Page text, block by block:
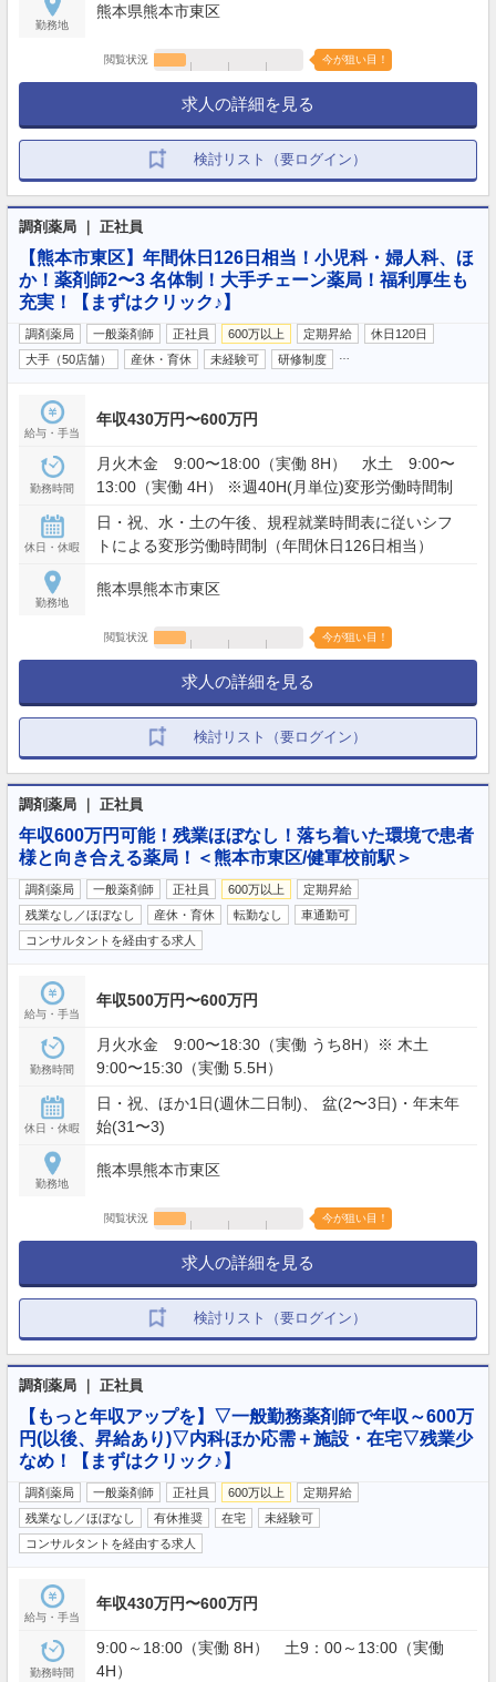
勤務地
熊本県熊本市東区
閲覧状況 今が狙い目！
求人の詳細を見る
検討リスト（要ログイン）
調剤薬局 ｜ 正社員
【熊本市東区】年間休日126日相当！小児科・婦人科、ほ
か！薬剤師2〜3 名体制！大手チェーン薬局！福利厚生も
充実！【まずはクリック♪】
調剤薬局 一般薬剤師 正社員 600万以上 定期昇給
休日120日
大手（50店舗）
産休・育休 未経験可 研修制度
給与・手当
年収430万円〜600万円
勤務時間
月火木金 9:00〜18:00（実働 8H） 水土 9:00〜
13:00（実働 4H） ※週40H(月単位)変形労働時間制
休日・休暇
日・祝、水・土の午後、規程就業時間表に従いシフ
トによる変形労働時間制（年間休日126日相当）
勤務地
熊本県熊本市東区
閲覧状況 今が狙い目！
求人の詳細を見る
検討リスト（要ログイン）
調剤薬局 ｜ 正社員
年収600万円可能！残業ほぼなし！落ち着いた環境で患者
様と向き合える薬局！＜熊本市東区/健軍校前駅＞
調剤薬局 一般薬剤師 正社員 600万以上
定期昇給
残業なし／ほぼなし
産休・育休 転勤なし
車通勤可
コンサルタントを経由する求人
給与・手当
年収500万円〜600万円
勤務時間
月火水金 9:00〜18:30（実働 うち8H）※ 木土
9:00〜15:30（実働 5.5H）
休日・休暇
日・祝、ほか1日(週休二日制)、 盆(2〜3日)・年末年
始(31〜3)
勤務地
熊本県熊本市東区
閲覧状況 今が狙い目！
求人の詳細を見る
検討リスト（要ログイン）
調剤薬局 ｜ 正社員
【もっと年収アップを】▽一般勤務薬剤師で年収～600万
円(以後、昇給あり)▽内科ほか応需＋施設・在宅▽残業少
なめ！【まずはクリック♪】
調剤薬局 一般薬剤師 正社員 600万以上
定期昇給
残業なし／ほぼなし
有休推奨 在宅
未経験可
コンサルタントを経由する求人
給与・手当
年収430万円〜600万円
勤務時間
9:00～18:00（実働 8H） 土9：00～13:00（実働
4H）